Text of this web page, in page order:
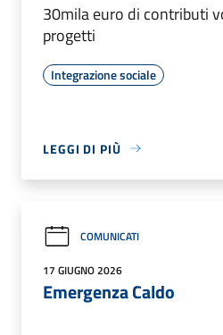
30mila euro di contributi
progetti
Integrazione sociale
LEGGI DI PIÙ
COMUNICATI
17 GIUGNO 2026
Emergenza Caldo